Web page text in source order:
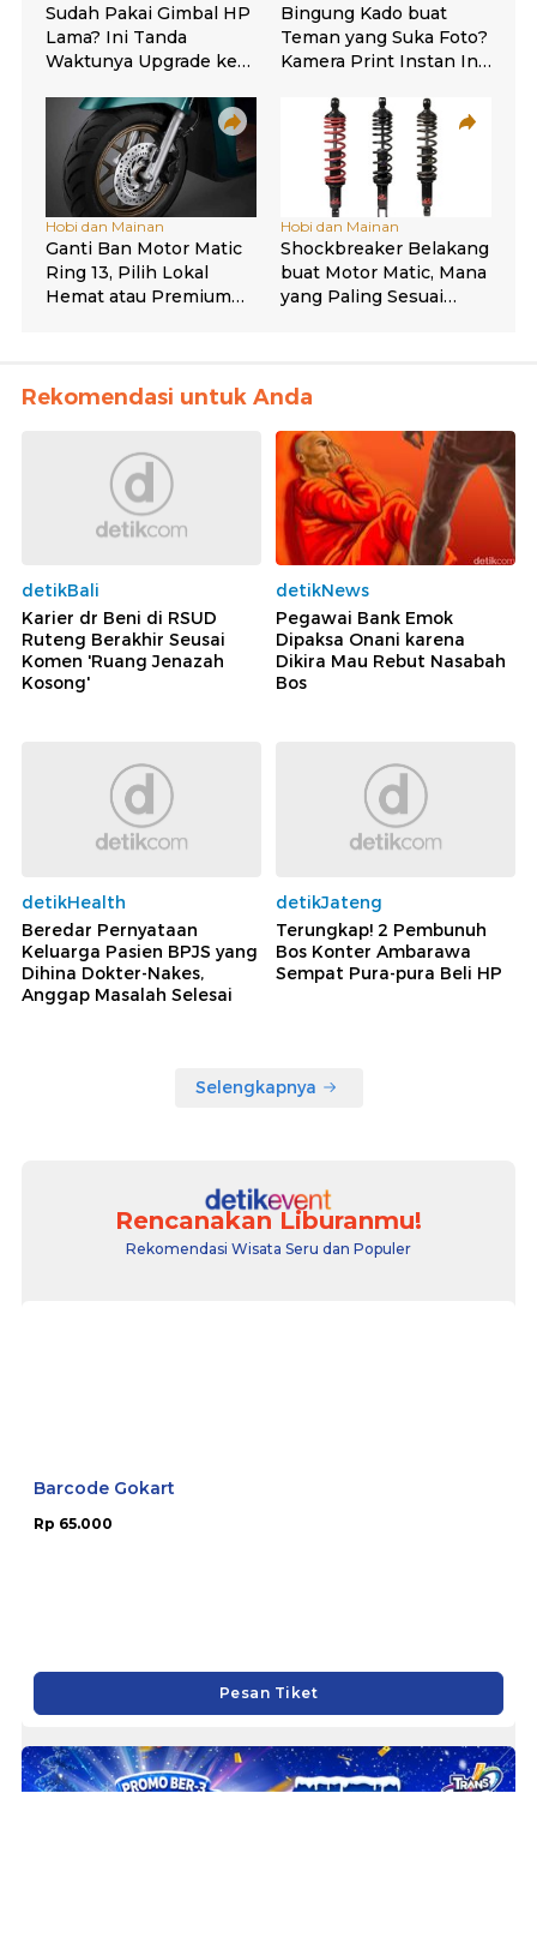
Rekomendasi untuk Anda
detikBali
Karier dr Beni di RSUD
Ruteng Berakhir Seusai
Komen 'Ruang Jenazah
Kosong'
detikNews
Pegawai Bank Emok
Dipaksa Onani karena
Dikira Mau Rebut Nasabah
Bos
detikHealth
Beredar Pernyataan
Keluarga Pasien BPJS yang
Dihina Dokter-Nakes,
Anggap Masalah Selesai
detikJateng
Terungkap! 2 Pembunuh
Bos Konter Ambarawa
Sempat Pura-pura Beli HP
Selengkapnya
Rencanakan Liburanmu!
Rekomendasi Wisata Seru dan Populer
Pesan Tiket